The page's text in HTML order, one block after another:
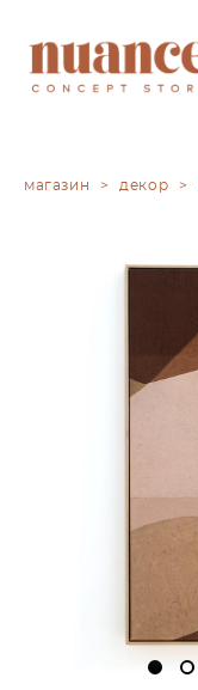
магазин > декор >